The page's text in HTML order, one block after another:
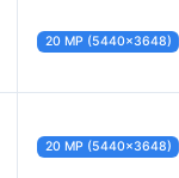
20 MP (5440×3648)
20 MP (5440×3648)